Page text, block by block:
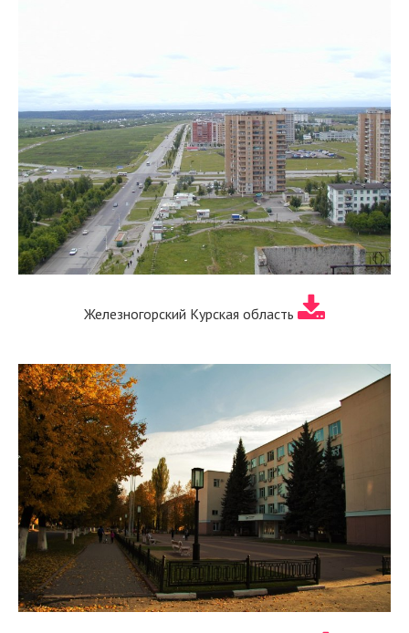
Железногорский Курская область